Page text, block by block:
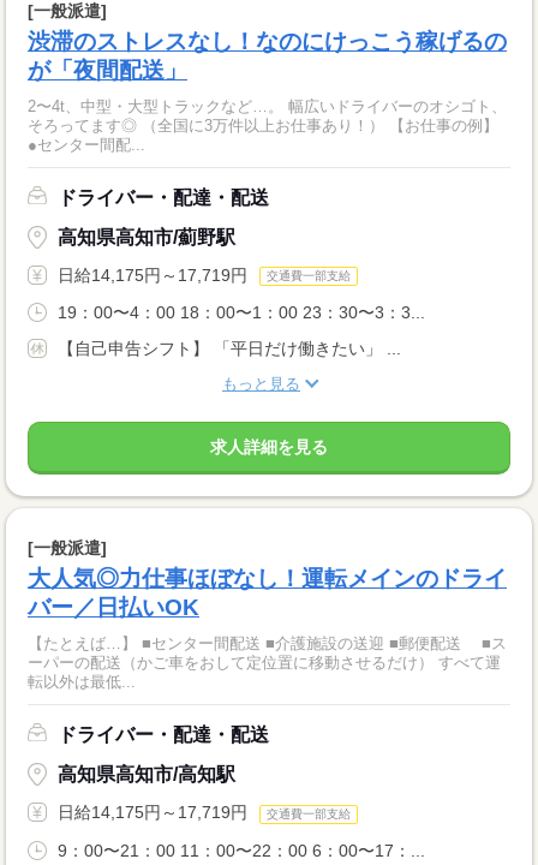
[一般派遣]
渋滞のストレスなし！なのにけっこう稼げるの
が「夜間配送」
2〜4t、中型・大型トラックなど…。 幅広いドライバーのオシゴト、
そろってます◎ （全国に3万件以上お仕事あり！） 【お仕事の例】
●センター間配...
ドライバー・配達・配送
高知県高知市/薊野駅
日給14,175円～17,719円 交通費一部支給
19：00〜4：00 18：00〜1：00 23：30〜3：3...
【自己申告シフト】 「平日だけ働きたい」 ...
もっと見る
求人詳細を見る
[一般派遣]
大人気◎力仕事ほぼなし！運転メインのドライ
バー／日払いOK
【たとえば…】 ■センター間配送 ■介護施設の送迎 ■郵便配送 ■ス
ーパーの配送（かご車をおして定位置に移動させるだけ） すべて運
転以外は最低...
ドライバー・配達・配送
高知県高知市/高知駅
日給14,175円～17,719円 交通費一部支給
9：00〜21：00 11：00〜22：00 6：00〜17：...